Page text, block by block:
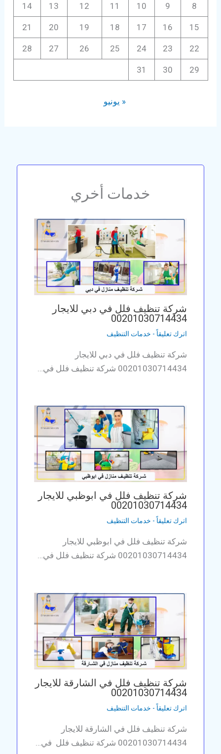
8
9
10
11
12
13
14
15
16
17
18
19
20
21
22
23
24
25
26
27
28
29
30
31
« يونيو
خدمات أخري
شركة تنظيف فلل في دبي للايجار
00201030714434
اترك تعليقاً - خدمات التنظيف
شركة تنظيف فلل في دبي للايجار
00201030714434 شركة تنظيف فلل في…
شركة تنظيف فلل في ابوظبي للايجار
00201030714434
اترك تعليقاً - خدمات التنظيف
شركة تنظيف فلل في ابوظبي للايجار
00201030714434 شركة تنظيف فلل في…
شركة تنظيف فلل في الشارقة للايجار
00201030714434
اترك تعليقاً - خدمات التنظيف
شركة تنظيف فلل في الشارقة للايجار
00201030714434 شركة تنظيف فلل في…